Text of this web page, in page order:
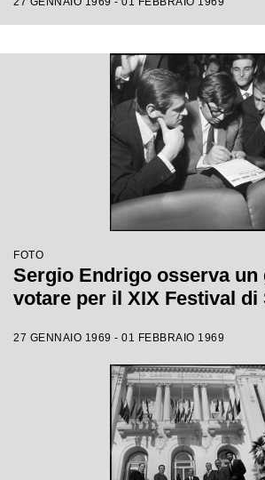
FOTO
Sergio Endrigo osserva
votare per il XIX Festival di
27 GENNAIO 1969 - 01 FEBBRAIO 1969